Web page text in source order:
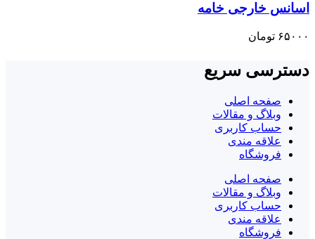
اسانس خارجی خامه
۶۵۰۰۰ تومان
دسترسی سریع
صفحه اصلی
وبلاگ و مقالات
حساب کاربری
علاقه مندی
فروشگاه
صفحه اصلی
وبلاگ و مقالات
حساب کاربری
علاقه مندی
فروشگاه